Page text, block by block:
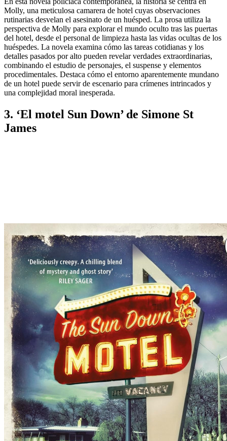
Molly, una meticulosa camarera de hotel cuyas observaciones
rutinarias desvelan el asesinato de un huésped. La prosa utiliza la
perspectiva de Molly para explorar el mundo oculto tras las puertas
del hotel, desde el personal de limpieza hasta las vidas ocultas de los
huéspedes. La novela examina cómo las tareas cotidianas y los
detalles pasados ​​por alto pueden revelar verdades extraordinarias,
combinando el estudio de personajes, el suspense y elementos
procedimentales. Destaca cómo el entorno aparentemente mundano
de un hotel puede servir de escenario para crímenes intrincados y
una complejidad moral inesperada.
3. ‘El motel Sun Down’ de Simone St
James